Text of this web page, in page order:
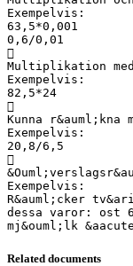
Exempelvis:
63,5*0,001
0,6/0,01

Multiplikation
Exempelvis:
82,5*24

Kunna
Exempelvis:
20,8/6,5

Exempelvis:
R&auml;cker
dessa varor: ost
Related documents